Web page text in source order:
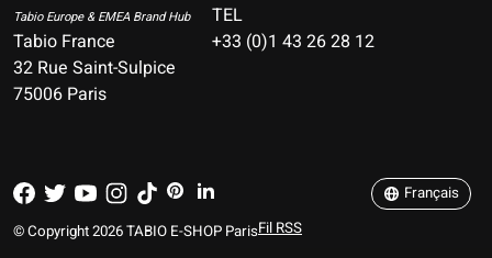
Tabio Europe & EMEA Brand Hub
Tabio France
32 Rue Saint-Sulpice
75006 Paris
TEL
+33 (0)1 43 26 28 12
© Copyright 2026 TABIO E-SHOP ParisFil RSS
Français